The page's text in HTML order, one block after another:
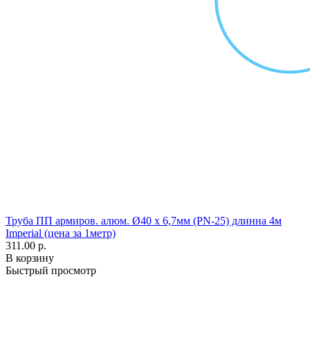
Труба ПП армиров. алюм. Ø40 х 6,7мм (PN-25) длинна 4м
Imperial (цена за 1метр)
311.00 р.
В корзину
Быстрый просмотр